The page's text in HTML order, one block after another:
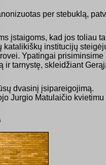
per stebuklą,
įstaigoms, kad jos toliau
katalikiškų institucijų
Ypatingai prisiminsime
ir tarnystę, skleidžiant
dvasinį įsipareigojimą.
Jurgio Matulaičio